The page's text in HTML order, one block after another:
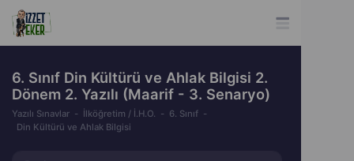
6. Sınıf Din Kültürü ve Ahlak Bilgisi 2.
Dönem 2. Yazılı (Maarif - 3. Senaryo)
Yazılı Sınavlar İlköğretim / İ.H.O.
6. Sınıf
Din Kültürü ve Ahlak Bilgisi